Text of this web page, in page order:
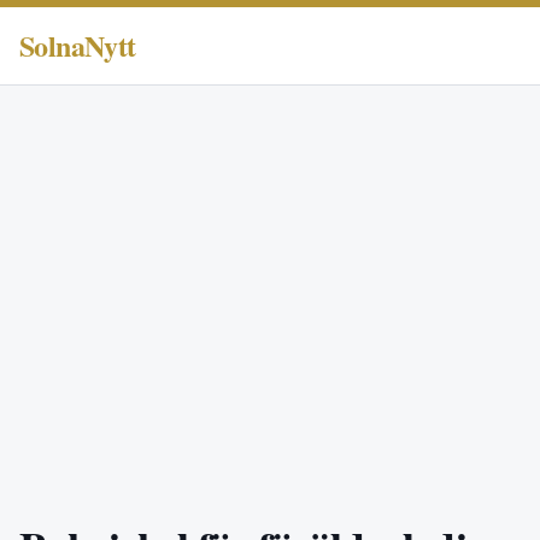
SolnaNytt